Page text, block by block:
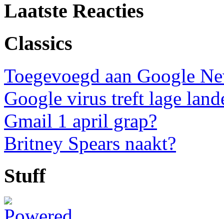
Laatste Reacties
Classics
Toegevoegd aan Google
Google virus treft lage
Gmail 1 april grap?
Britney Spears naakt?
Stuff